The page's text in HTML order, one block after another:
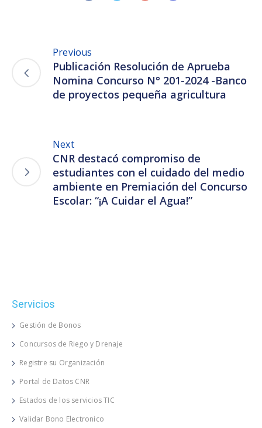
Previous
Publicación Resolución de Aprueba
Nomina Concurso N° 201-2024 -Banco
de proyectos pequeña agricultura
Next
CNR destacó compromiso de
estudiantes con el cuidado del medio
ambiente en Premiación del Concurso
Escolar: “¡A Cuidar el Agua!”
Servicios
Gestión de Bonos
Concursos de Riego y Drenaje
Registre su Organización
Portal de Datos CNR
Estados de los servicios TIC
Validar Bono Electronico